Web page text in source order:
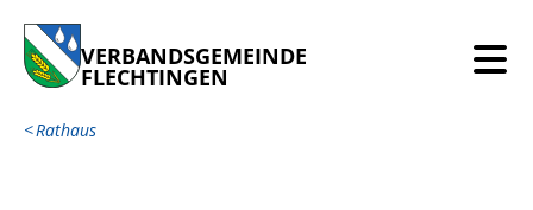
VERBANDSGEMEINDE
FLECHTINGEN
Rathaus